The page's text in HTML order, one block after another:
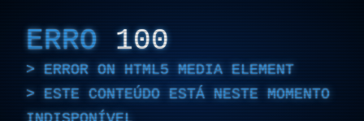
ERRO 100
ERROR ON HTML5 MEDIA ELEMENT
ESTE CONTEÚDO ESTÁ NESTE MOMENTO